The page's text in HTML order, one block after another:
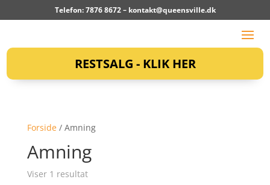
Telefon: 7876 8672 – kontakt@queensville.dk
RESTSALG - KLIK HER
Forside/ Amning
Amning
Viser 1 resultat